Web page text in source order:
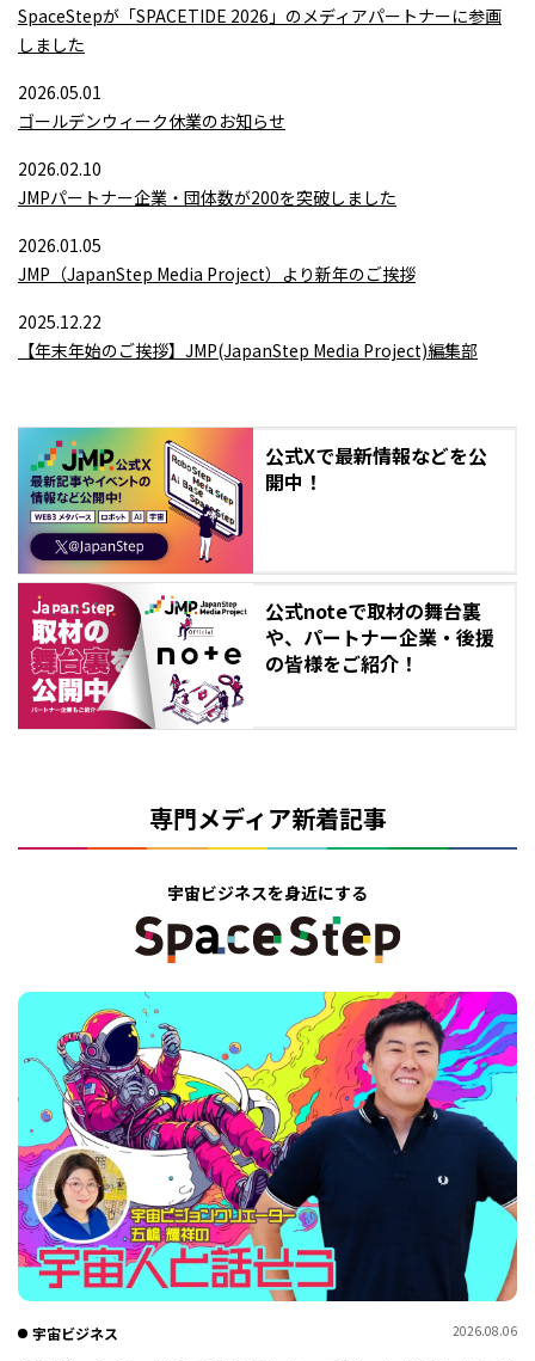
SpaceStepが「SPACETIDE 2026」のメディアパートナーに参画
しました
2026.05.01
ゴールデンウィーク休業のお知らせ
2026.02.10
JMPパートナー企業・団体数が200を突破しました
2026.01.05
JMP（JapanStep Media Project）より新年のご挨拶
2025.12.22
【年末年始のご挨拶】JMP(JapanStep Media Project)編集部
公式Xで最新情報などを公
開中！
公式noteで取材の舞台裏
や、パートナー企業・後援
の皆様をご紹介！
専門メディア新着記事
宇宙ビジネスを身近にする
宇宙ビジネス 2026.08.06